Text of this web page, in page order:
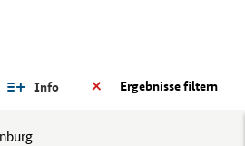
Ergebnisse filtern
Info